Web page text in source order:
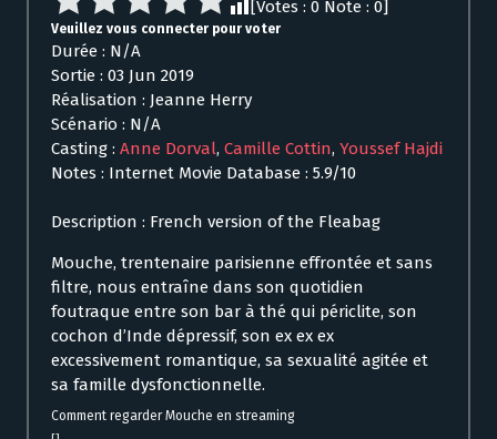
[Votes : 0 Note : 0]
Veuillez vous connecter pour voter
Durée : N/A
Sortie : 03 Jun 2019
Réalisation : Jeanne Herry
Scénario : N/A
Casting : Anne Dorval, Camille Cottin, Youssef Hajdi
Notes : Internet Movie Database : 5.9/10
Description : French version of the Fleabag
Mouche, trentenaire parisienne effrontée et sans
filtre, nous entraîne dans son quotidien
foutraque entre son bar à thé qui périclite, son
cochon d’Inde dépressif, son ex ex ex
excessivement romantique, sa sexualité agitée et
sa famille dysfonctionnelle.
Comment regarder Mouche en streaming